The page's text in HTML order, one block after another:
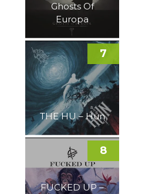
Ghosts Of
Europa
THE HU – Hun
7
FUCKED UP –
8